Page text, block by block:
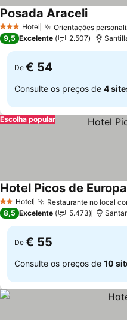
3 EstrelasHotel Orientações
Posada AraceliVer
9,5 Excelente 2.507
De € 54
Consulte os preços de 4
Escolha popular
2 Estrelas
Hotel Restaurante no local
Hotel Picos de Europa
8,5 Excelente 5.473
De € 55
Consulte os preços de 10